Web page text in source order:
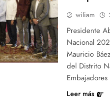
wiliam
Presidente
Nacional
Mauricio
del Distrito
Leer más